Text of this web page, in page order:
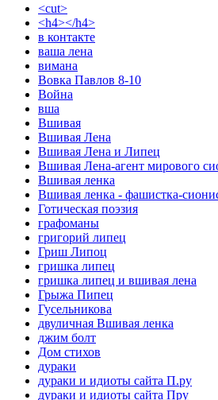
<cut>
<h4></h4>
в контакте
ваша лена
вимана
Вовка Павлов 8-10
Война
вша
Вшивая
Вшивая Лена
Вшивая Лена и Липец
Вшивая Лена-агент мирового
Вшивая ленка
Вшивая ленка - фашистка-
Готическая поэзия
графоманы
григорий липец
Гриш Липоц
гришка липец
гришка липец и вшивая лена
Грыжа Пипец
Гусельникова
двуличная Вшивая ленка
джим болт
Дом стихов
дураки
дураки и идиоты сайта П.ру
дураки и идиоты сайта Пру